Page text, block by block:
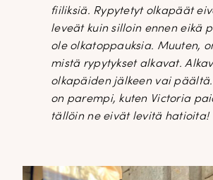
fiiliksiä. Rypytetyt olkapäät
leveät kuin silloin ennen eikä
ole olkatoppauksia. Muuten,
mistä rypytykset alkavat.
olkapäiden jälkeen vai
on parempi, kuten Victoria
tällöin ne eivät levitä hatioita!